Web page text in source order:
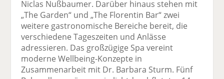
Niclas Nußbaumer. Darüber hinaus stehen mit
„The Garden“ und „The Florentin Bar“ zwei
weitere gastronomische Bereiche bereit, die
verschiedene Tageszeiten und Anlässe
adressieren. Das großzügige Spa vereint
moderne Wellbeing-Konzepte in
Zusammenarbeit mit Dr. Barbara Sturm. Fünf